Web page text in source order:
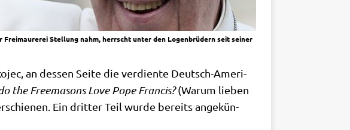
Stellung nahm, herrscht unter den Logenbrüdern seit seiner
an des­sen Sei­te die ver­dien­te Deutsch-Ame­ri­
the Free­ma­sons Love Pope Fran­cis?(War­um lie­ben
Ein drit­ter Teil wur­de bereits ange­kün­